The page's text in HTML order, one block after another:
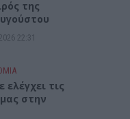
της
22:31
ελέγχει τις
στην